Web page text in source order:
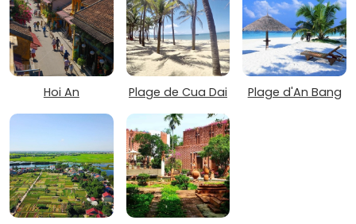
Hoi An Plage de Cua Dai Plage d'An Bang